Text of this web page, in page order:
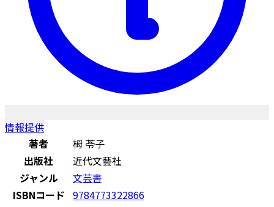
情報提供
著者
栂 苓子
出版社
近代文藝社
ジャンル
文芸書
ISBNコード 9784773322866